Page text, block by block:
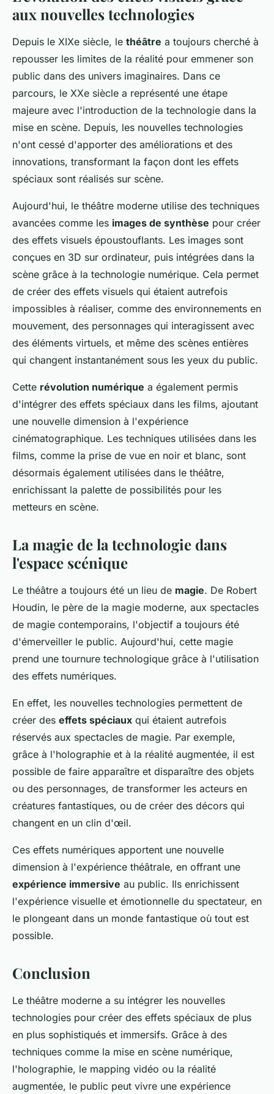
aux nouvelles technologies
Depuis le XIXe siècle, le théâtre a toujours cherché à
repousser les limites de la réalité pour emmener son
public dans des univers imaginaires. Dans ce
parcours, le XXe siècle a représenté une étape
majeure avec l'introduction de la technologie dans la
mise en scène. Depuis, les nouvelles technologies
n'ont cessé d'apporter des améliorations et des
innovations, transformant la façon dont les effets
spéciaux sont réalisés sur scène.
Aujourd'hui, le théâtre moderne utilise des techniques
avancées comme les images de synthèse pour créer
des effets visuels époustouflants. Les images sont
conçues en 3D sur ordinateur, puis intégrées dans la
scène grâce à la technologie numérique. Cela permet
de créer des effets visuels qui étaient autrefois
impossibles à réaliser, comme des environnements en
mouvement, des personnages qui interagissent avec
des éléments virtuels, et même des scènes entières
qui changent instantanément sous les yeux du public.
Cette révolution numérique a également permis
d'intégrer des effets spéciaux dans les films, ajoutant
une nouvelle dimension à l'expérience
cinématographique. Les techniques utilisées dans les
films, comme la prise de vue en noir et blanc, sont
désormais également utilisées dans le théâtre,
enrichissant la palette de possibilités pour les
metteurs en scène.
La magie de la technologie dans
l'espace scénique
Le théâtre a toujours été un lieu de magie. De Robert
Houdin, le père de la magie moderne, aux spectacles
de magie contemporains, l'objectif a toujours été
d'émerveiller le public. Aujourd'hui, cette magie
prend une tournure technologique grâce à l'utilisation
des effets numériques.
En effet, les nouvelles technologies permettent de
créer des effets spéciaux qui étaient autrefois
réservés aux spectacles de magie. Par exemple,
grâce à l'holographie et à la réalité augmentée, il est
possible de faire apparaître et disparaître des objets
ou des personnages, de transformer les acteurs en
créatures fantastiques, ou de créer des décors qui
changent en un clin d'œil.
Ces effets numériques apportent une nouvelle
dimension à l'expérience théâtrale, en offrant une
expérience immersive au public. Ils enrichissent
l'expérience visuelle et émotionnelle du spectateur, en
le plongeant dans un monde fantastique où tout est
possible.
Conclusion
Le théâtre moderne a su intégrer les nouvelles
technologies pour créer des effets spéciaux de plus
en plus sophistiqués et immersifs. Grâce à des
techniques comme la mise en scène numérique,
l'holographie, le mapping vidéo ou la réalité
augmentée, le public peut vivre une expérience